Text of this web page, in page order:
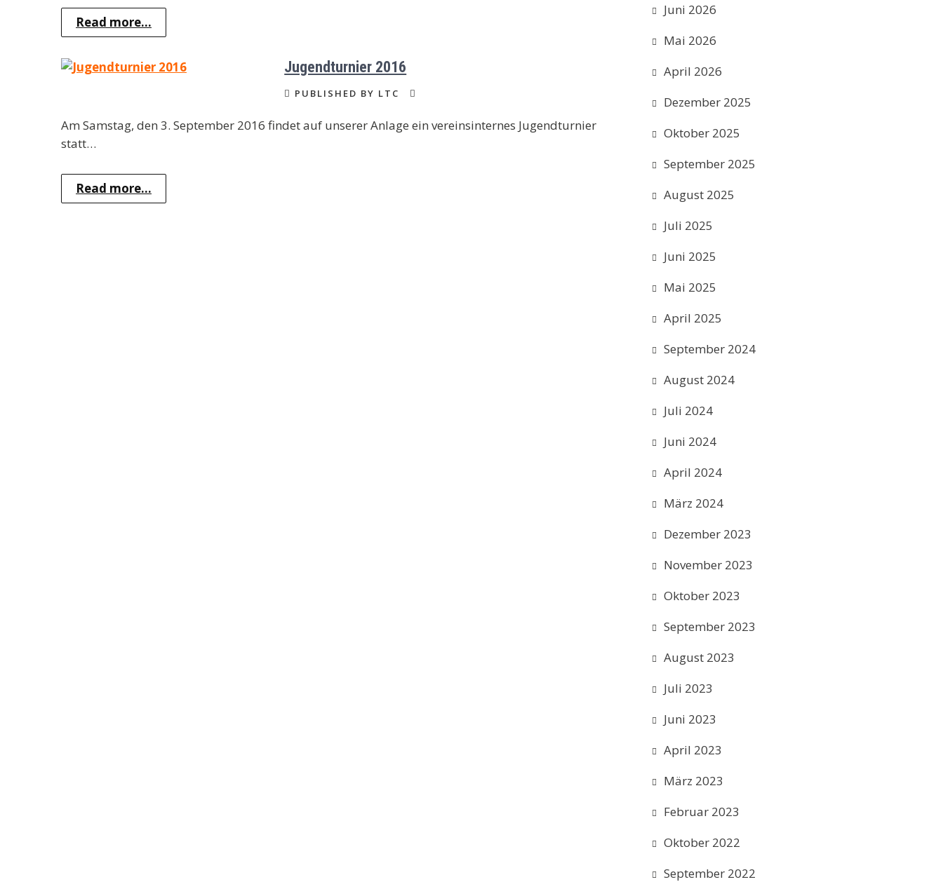
Read more...
Jugendturnier 2016
PUBLISHED BY LTC
Am Samstag, den 3. September 2016 findet auf unserer Anlage ein vereinsinternes Jugendturnier
statt…
Read more...
Juni 2026
Mai 2026
April 2026
Dezember 2025
Oktober 2025
September 2025
August 2025
Juli 2025
Juni 2025
Mai 2025
April 2025
September 2024
August 2024
Juli 2024
Juni 2024
April 2024
März 2024
Dezember 2023
November 2023
Oktober 2023
September 2023
August 2023
Juli 2023
Juni 2023
April 2023
März 2023
Februar 2023
Oktober 2022
September 2022